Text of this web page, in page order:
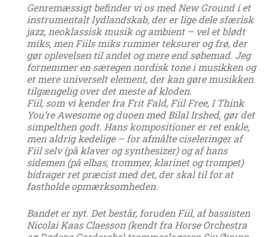
Genremæssigt befinder vi os med New Ground i et
instrumentalt lydlandskab, der er lige dele sfærisk
jazz, neoklassisk musik og ambient – vel et blødt
miks, men Fiils miks rummer teksurer og frø, der
gør oplevelsen til andet og mere end søbemad. Jeg
fornemmer en særegen nordisk tone i musikken og
et mere universelt element, der kan gøre musikken
tilgængelig over det meste af kloden.
Fiil, som vi kender fra Frit Fald, Fiil Free, I Think
You’re Awesome og duoen med Bilal Irshed, gør det
simpelthen godt. Hans kompositioner er ret enkle,
men aldrig kedelige – for afmålte ciseleringer af
Fiil selv (på klaver og synthesizer) og af hans
sidemen (på elbas, trommer, klarinet og trompet)
bidrager ret præcist med det, der skal til for at
fastholde opmærksomheden.
Bandet er nyt. Det består, foruden Fiil, af bassisten
Nicolai Kaas Claesson (kendt fra Horse Orchestra